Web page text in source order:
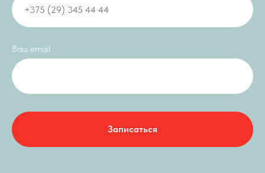
Ваш email
Записаться